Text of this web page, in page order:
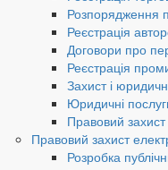
Розпорядження
Реєстрація
Договори про
Реєстрація
Захист і
Юридичні
Правовий захист
Правовий захист
Розробка